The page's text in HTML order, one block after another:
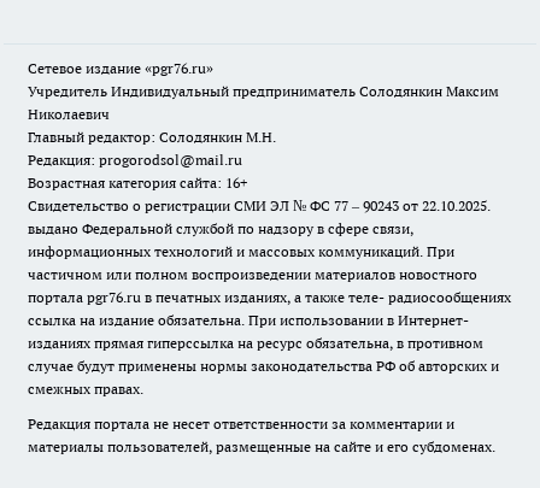
Сетевое издание «pgr76.ru»
Учредитель Индивидуальный предприниматель Солодянкин Максим
Николаевич
Главный редактор: Солодянкин М.Н.
Редакция: progorodsol@mail.ru
Возрастная категория сайта: 16+
Свидетельство о регистрации СМИ ЭЛ № ФС 77 – 90243 от 22.10.2025.
выдано Федеральной службой по надзору в сфере связи,
информационных технологий и массовых коммуникаций. При
частичном или полном воспроизведении материалов новостного
портала pgr76.ru в печатных изданиях, а также теле- радиосообщениях
ссылка на издание обязательна. При использовании в Интернет-
изданиях прямая гиперссылка на ресурс обязательна, в противном
случае будут применены нормы законодательства РФ об авторских и
смежных правах.
Редакция портала не несет ответственности за комментарии и
материалы пользователей, размещенные на сайте и его субдоменах.